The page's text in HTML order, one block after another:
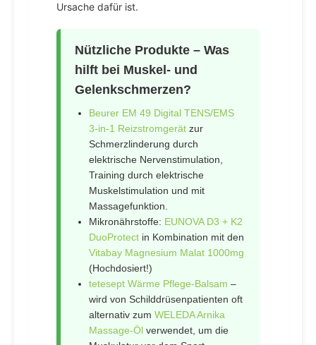
Ursache dafür ist.
Nützliche Produkte – Was
hilft bei Muskel- und
Gelenkschmerzen?
Beurer EM 49 Digital TENS/EMS
3-in-1 Reizstromgerät zur
Schmerzlinderung durch
elektrische Nervenstimulation,
Training durch elektrische
Muskelstimulation und mit
Massagefunktion.
Mikronährstoffe: EUNOVA D3 + K2
DuoProtect in Kombination mit den
Vitabay Magnesium Malat 1000mg
(Hochdosiert!)
tetesept Wärme Pflege-Balsam –
wird von Schilddrüsenpatienten oft
alternativ zum WELEDA Arnika
Massage-Öl verwendet, um die